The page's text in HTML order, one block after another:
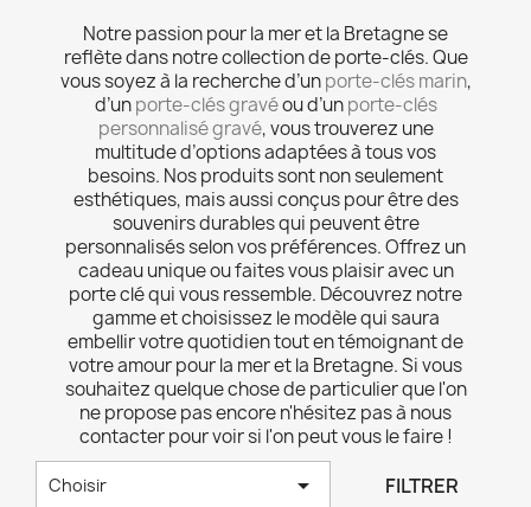
Notre passion pour la mer et la Bretagne se
reflète dans notre collection de porte-clés. Que
vous soyez à la recherche d’unporte-clés marin,
d’unporte-clés gravéou d’unporte-clés
personnalisé gravé, vous trouverez une
multitude d’options adaptées à tous vos
besoins. Nos produits sont non seulement
esthétiques, mais aussi conçus pour être des
souvenirs durables qui peuvent être
personnalisés selon vos préférences. Offrez un
cadeau unique ou faites vous plaisir avec un
porte clé qui vous ressemble. Découvrez notre
gamme et choisissez le modèle qui saura
embellir votre quotidien tout en témoignant de
votre amour pour la mer et la Bretagne. Si vous
souhaitez quelque chose de particulier que l'on
ne propose pas encore n'hésitez pas à nous
contacter pour voir si l'on peut vous le faire !
Choisir  FILTRER